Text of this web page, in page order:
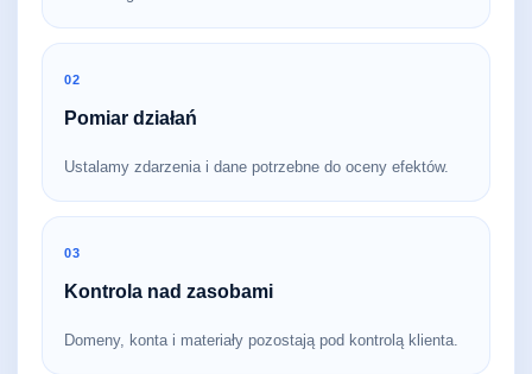
02
Pomiar działań
Ustalamy zdarzenia i dane potrzebne do oceny efektów.
03
Kontrola nad zasobami
Domeny, konta i materiały pozostają pod kontrolą klienta.